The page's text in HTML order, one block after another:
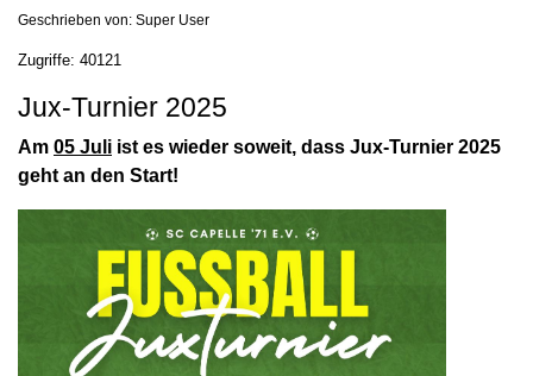
Geschrieben von: Super User
Zugriffe: 40121
Jux-Turnier 2025
Am 05 Juli ist es wieder soweit, dass Jux-Turnier 2025
geht an den Start!